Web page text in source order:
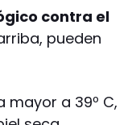
contra el
pueden
a 39º C,